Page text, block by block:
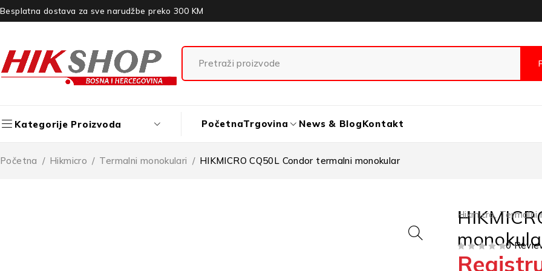
Besplatna dostava za sve narudžbe preko 300 KM
Kategorije Proizvoda PočetnaTrgovina News & BlogKontakt
Početna / Hikmicro / Termalni monokulari / HIKMICRO CQ50L Condor termalni monokular
Hikmicro,Termalni
0